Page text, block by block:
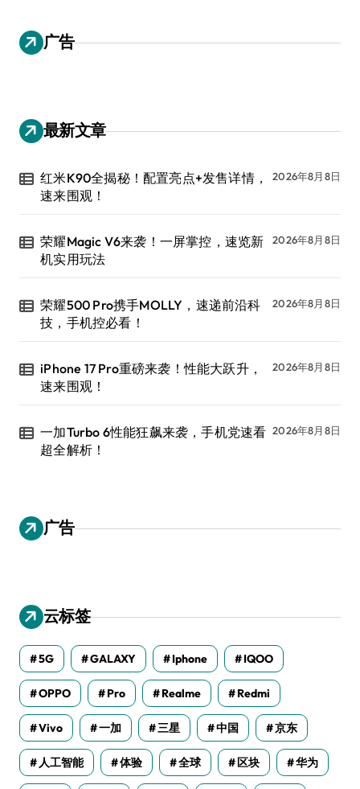
广告
最新文章
红米K90全揭秘！配置亮点+发售详情，
速来围观！
2026年8月8日
荣耀Magic V6来袭！一屏掌控，速览新
机实用玩法
2026年8月8日
荣耀500 Pro携手MOLLY，速递前沿科
技，手机控必看！
2026年8月8日
iPhone 17 Pro重磅来袭！性能大跃升，
速来围观！
2026年8月8日
一加Turbo 6性能狂飙来袭，手机党速看
超全解析！
2026年8月8日
广告
云标签
5G GALAXY Iphone IQOO
OPPO Pro Realme Redmi
Vivo 一加 三星 中国 京东
人工智能 体验 全球 区块 华为